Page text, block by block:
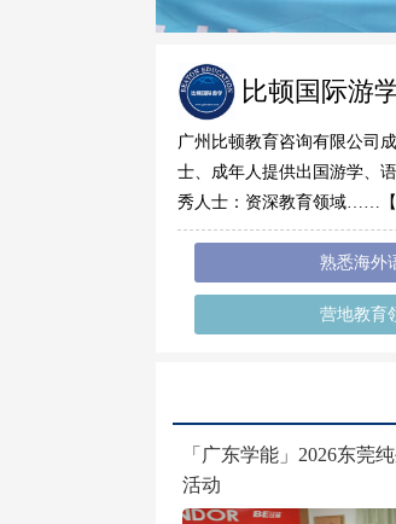
比顿国际游
广州比顿教育咨询有限公司
士、成年人提供出国游学、
秀人士：资深教育领域……【
熟悉海外
营地教育
「广东学能」2026东莞
活动